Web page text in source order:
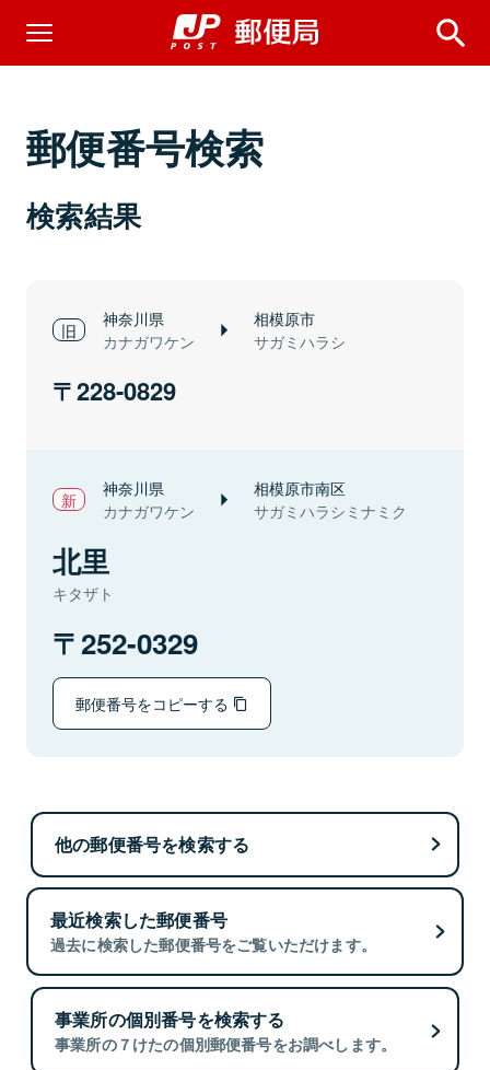
郵便番号検索
検索結果
神奈川県
カナガワケン
相模原市
サガミハラシ
228-0829
神奈川県
カナガワケン
相模原市南区
サガミハラシミナミク
北里
キタザト
252-0329
郵便番号をコピーする
他の郵便番号を検索する
最近検索した郵便番号
過去に検索した郵便番号をご覧いただけます。
事業所の個別番号を検索する
事業所の７けたの個別郵便番号をお調べします。